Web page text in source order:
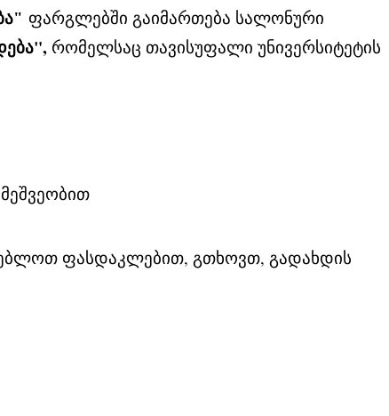
ფარგლებში გაიმართება სალონური
, Რომელსაც Თავისუფალი Უნივერსიტეტის
ფასდაკლებით, გთხოვთ, გადახდის